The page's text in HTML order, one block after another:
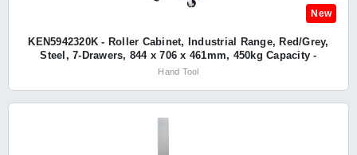
New
KEN5942320K - Roller Cabinet, Industrial Range, Red/Grey,
Steel, 7-Drawers, 844 x 706 x 461mm, 450kg Capacity -
Kennedy
Hand Tool